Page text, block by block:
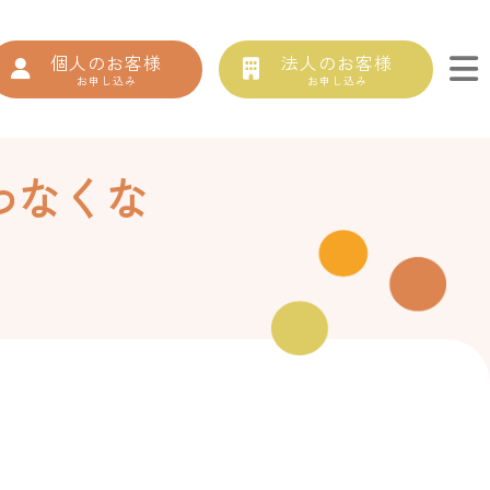
個人のお客様
お申し込み
法人のお客様
お申し込み
くな